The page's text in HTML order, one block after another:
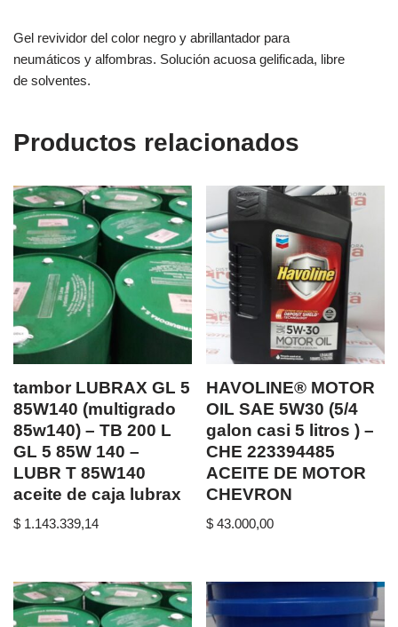
Gel revividor del color negro y abrillantador para
neumáticos y alfombras. Solución acuosa gelificada, libre
de solventes.
Productos relacionados
tambor LUBRAX GL 5
85W140 (multigrado
85w140) – TB 200 L
GL 5 85W 140 –
LUBR T 85W140
aceite de caja lubrax
$ 1.143.339,14
HAVOLINE® MOTOR
OIL SAE 5W30 (5/4
galon casi 5 litros ) –
CHE 223394485
ACEITE DE MOTOR
CHEVRON
$ 43.000,00